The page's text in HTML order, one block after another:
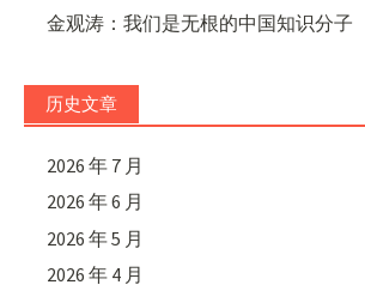
金观涛：我们是无根的中国知识分子
历史文章
2026 年 7 月
2026 年 6 月
2026 年 5 月
2026 年 4 月